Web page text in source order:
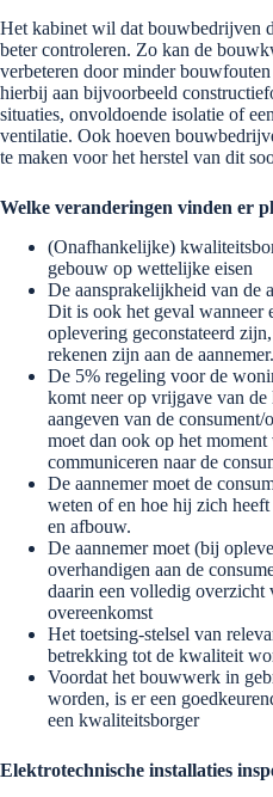
Het kabinet wil dat bouwbedrijven
beter controleren. Zo kan de
verbeteren door minder
hierbij aan bijvoorbeeld
situaties, onvoldoende isolatie of
ventilatie. Ook hoeven
te maken voor het herstel van dit
Welke veranderingen vinden er
(Onafhankelijke)
gebouw op wettelijke eisen
De aansprakelijkheid van de
Dit is ook het geval wanneer
oplevering geconstateerd
rekenen zijn aan de aannemer.
De 5% regeling voor de
komt neer op vrijgave van
aangeven van de
moet dan ook op het
communiceren naar de
De aannemer moet de
weten of en hoe hij zich
en afbouw.
De aannemer moet (bij
overhandigen aan de
daarin een volledig overzicht
overeenkomst
Het toetsing-stelsel van
betrekking tot de kwaliteit
Voordat het bouwwerk in
worden, is er een
een kwaliteitsborger
Elektrotechnische installaties